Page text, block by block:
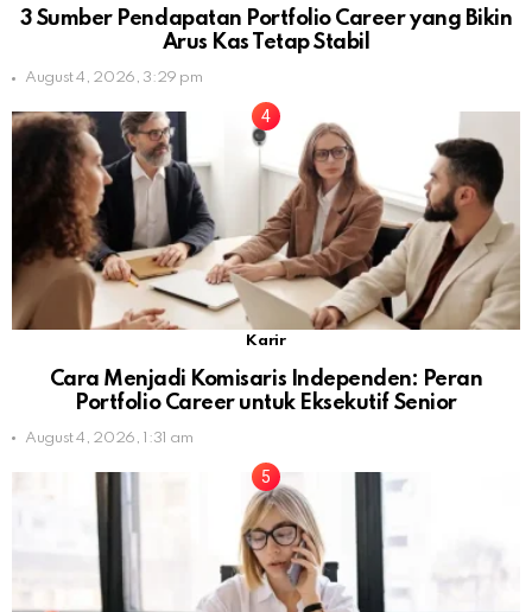
3 Sumber Pendapatan Portfolio Career yang Bikin
Arus Kas Tetap Stabil
August 4, 2026, 3:29 pm
Karir
Cara Menjadi Komisaris Independen: Peran
Portfolio Career untuk Eksekutif Senior
August 4, 2026, 1:31 am